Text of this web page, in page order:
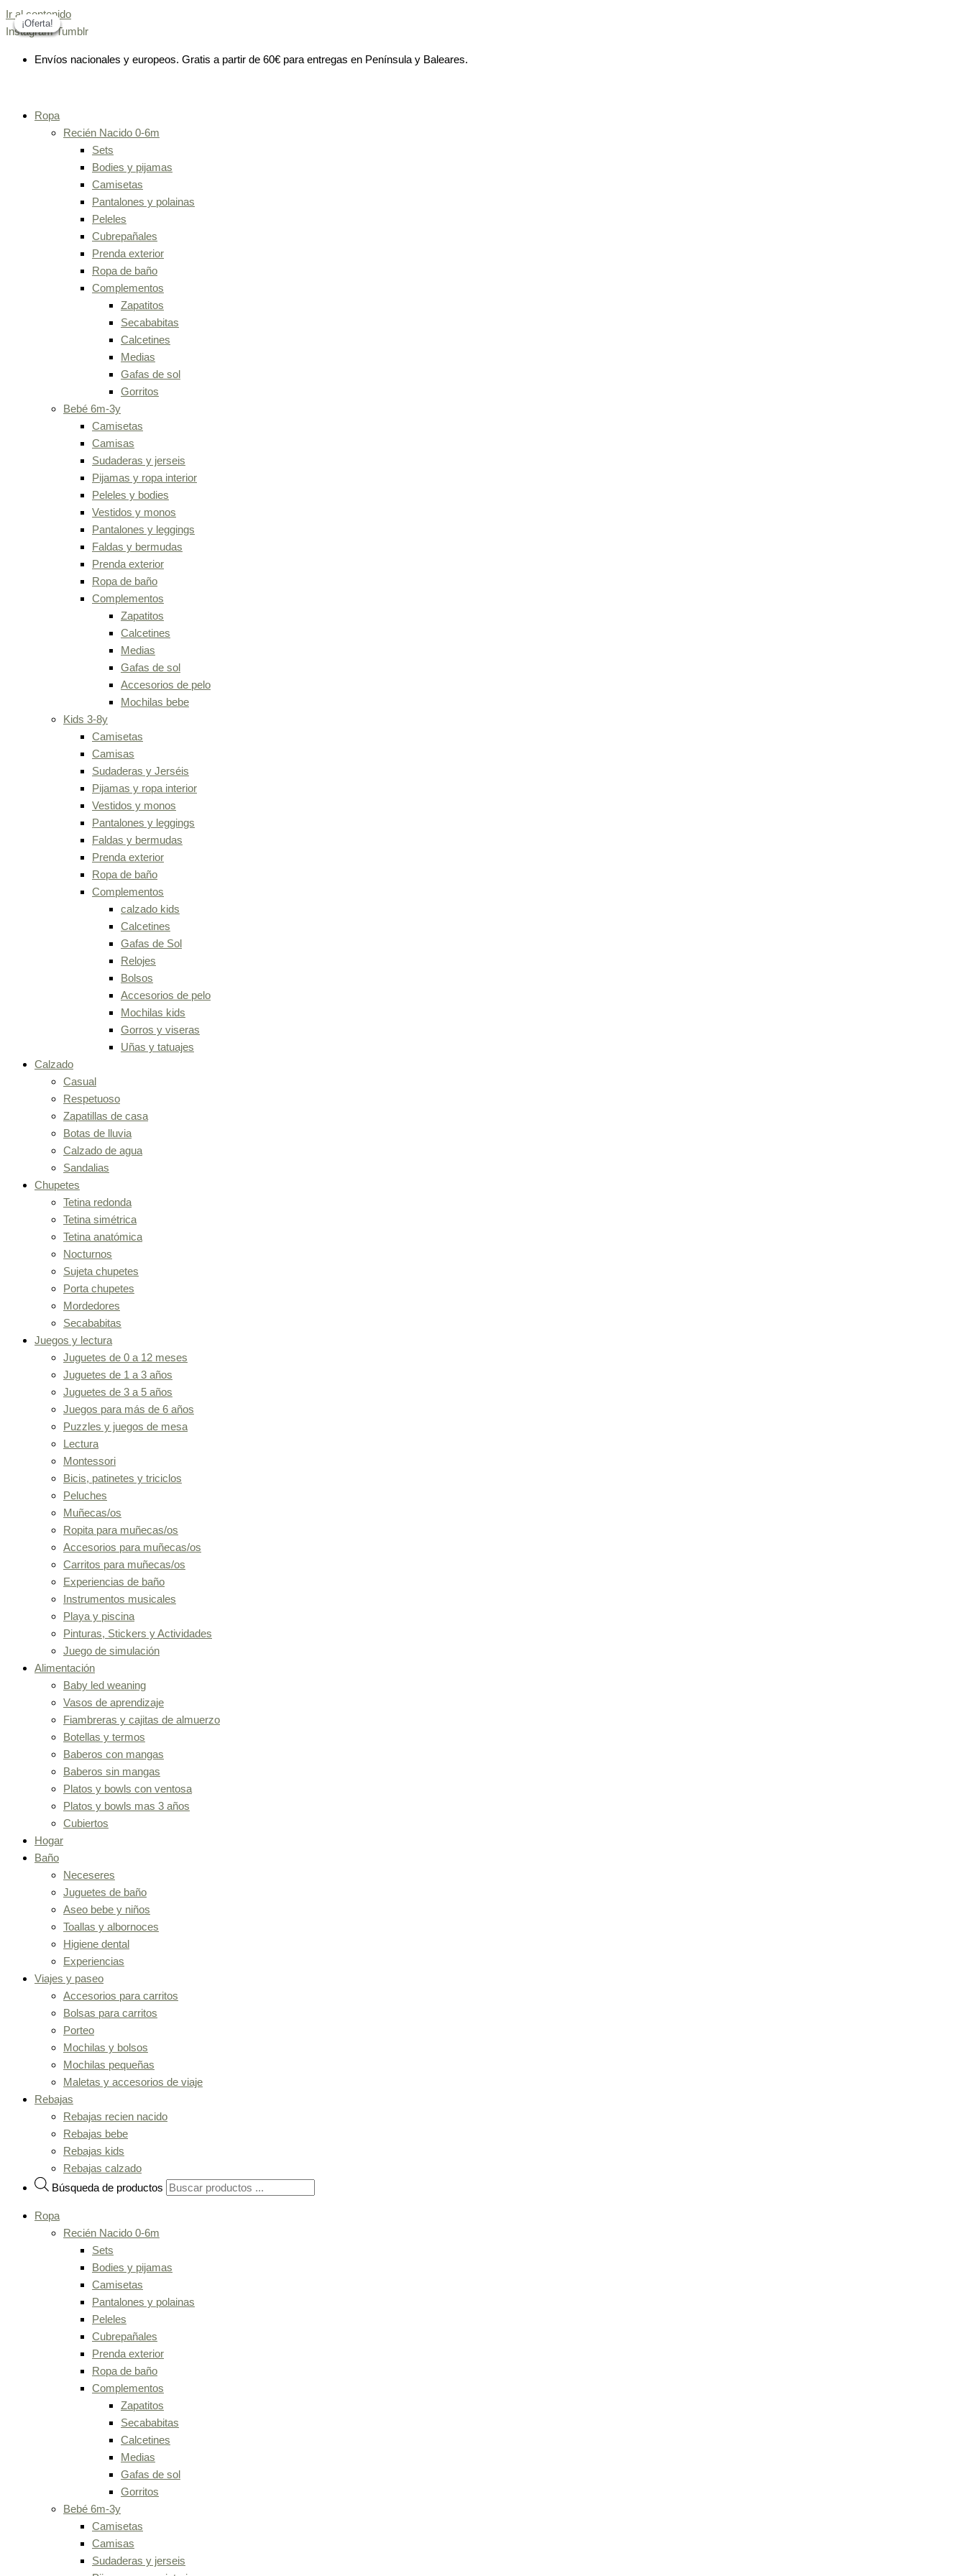
Ir al contenido
Instagram Tumblr
Envíos nacionales y europeos. Gratis a partir de 60€ para entregas en Península y Baleares.
Ropa
Recién Nacido 0-6m
Sets
Bodies y pijamas
Camisetas
Pantalones y polainas
Peleles
Cubrepañales
Prenda exterior
Ropa de baño
Complementos
Zapatitos
Secababitas
Calcetines
Medias
Gafas de sol
Gorritos
Bebé 6m-3y
Camisetas
Camisas
Sudaderas y jerseis
Pijamas y ropa interior
Peleles y bodies
Vestidos y monos
Pantalones y leggings
Faldas y bermudas
Prenda exterior
Ropa de baño
Complementos
Zapatitos
Calcetines
Medias
Gafas de sol
Accesorios de pelo
Mochilas bebe
Kids 3-8y
Camisetas
Camisas
Sudaderas y Jerséis
Pijamas y ropa interior
Vestidos y monos
Pantalones y leggings
Faldas y bermudas
Prenda exterior
Ropa de baño
Complementos
calzado kids
Calcetines
Gafas de Sol
Relojes
Bolsos
Accesorios de pelo
Mochilas kids
Gorros y viseras
Uñas y tatuajes
Calzado
Casual
Respetuoso
Zapatillas de casa
Botas de lluvia
Calzado de agua
Sandalias
Chupetes
Tetina redonda
Tetina simétrica
Tetina anatómica
Nocturnos
Sujeta chupetes
Porta chupetes
Mordedores
Secababitas
Juegos y lectura
Juguetes de 0 a 12 meses
Juguetes de 1 a 3 años
Juguetes de 3 a 5 años
Juegos para más de 6 años
Puzzles y juegos de mesa
Lectura
Montessori
Bicis, patinetes y triciclos
Peluches
Muñecas/os
Ropita para muñecas/os
Accesorios para muñecas/os
Carritos para muñecas/os
Experiencias de baño
Instrumentos musicales
Playa y piscina
Pinturas, Stickers y Actividades
Juego de simulación
Alimentación
Baby led weaning
Vasos de aprendizaje
Fiambreras y cajitas de almuerzo
Botellas y termos
Baberos con mangas
Baberos sin mangas
Platos y bowls con ventosa
Platos y bowls mas 3 años
Cubiertos
Hogar
Baño
Neceseres
Juguetes de baño
Aseo bebe y niños
Toallas y albornoces
Higiene dental
Experiencias
Viajes y paseo
Accesorios para carritos
Bolsas para carritos
Porteo
Mochilas y bolsos
Mochilas pequeñas
Maletas y accesorios de viaje
Rebajas
Rebajas recien nacido
Rebajas bebe
Rebajas kids
Rebajas calzado
Búsqueda de productos
Ropa
Recién Nacido 0-6m
Sets
Bodies y pijamas
Camisetas
Pantalones y polainas
Peleles
Cubrepañales
Prenda exterior
Ropa de baño
Complementos
Zapatitos
Secababitas
Calcetines
Medias
Gafas de sol
Gorritos
Bebé 6m-3y
Camisetas
Camisas
Sudaderas y jerseis
¡Oferta!
¡Oferta!
¡Oferta!
¡Oferta!